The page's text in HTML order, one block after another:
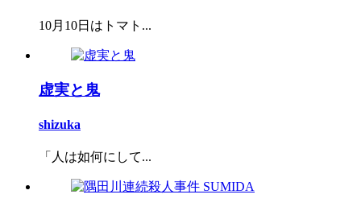
10月10日はトマト...
虚実と鬼
shizuka
「人は如何にして...